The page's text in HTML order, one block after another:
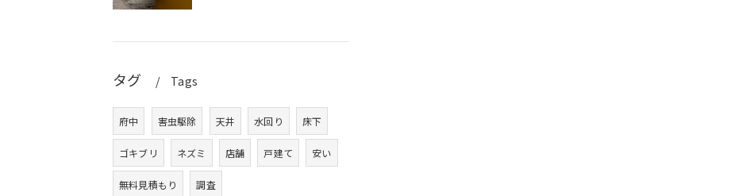
タグ Tags
府中 害虫駆除 天井 水回り 床下
ゴキブリ ネズミ 店舗 戸建て 安い
無料見積もり 調査